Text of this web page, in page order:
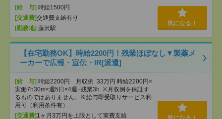
[給 与] 時給1500円
[交通費]交通費支給有り
[勤務地] 藤沢駅
気になる！
【在宅勤務OK】時給2200円！残業ほぼなし▼製薬メ
ーカーで広報・宣伝・IR[派遣]
[給 与] 時給2200円 月収例 33万円 時給2200円×
実働7h30m×週5日×4週+残業3h ※月収例を保証す
るものではありません。※給与即受取りサービス利
用可（利用条件有）
[交通費] 1ヶ月3万円を上限として実費支給